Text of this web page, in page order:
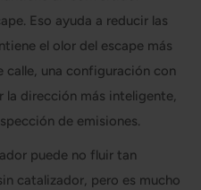
Eso ayuda a reducir las
el olor del escape más
calle, una configuración con
la dirección más inteligente,
de emisiones.
puede no fluir tan
catalizador, pero es mucho